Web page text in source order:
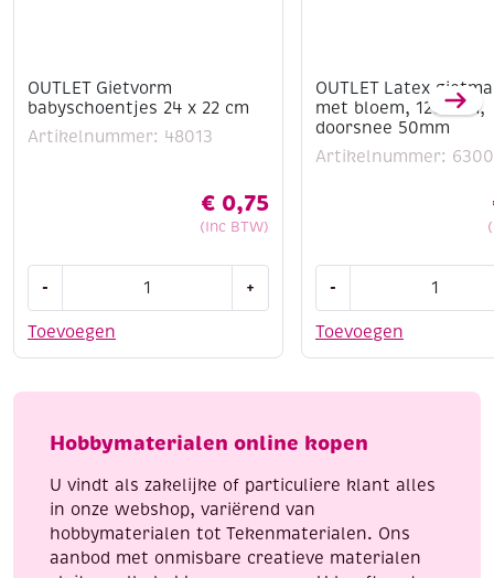
OUTLET Gietvorm
babyschoentjes 24 x 22 cm
Artikelnummer: 48013
€ 0,75
(Inc BTW)
Toevoegen
-
babyschoentjes
22
aantal
+
OUTLET Latex
met bloem, 120 mm,
doorsnee 50mm
Artikelnummer:
Toevoegen
-
gietmal,
bloem,
mm,
50mm
Hobbymaterialen online kopen
U vindt als zakelijke of particuliere klant alles
in onze webshop, variërend van
hobbymaterialen tot Tekenmaterialen. Ons
aanbod met onmisbare creatieve materialen